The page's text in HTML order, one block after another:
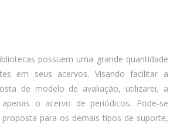
possuem uma grande quantidade
em seus acervos. Visando facilitar a
de modelo de avaliação, utilizarei, a
o acervo de periódicos. Pode-se
para os demais tipos de suporte,